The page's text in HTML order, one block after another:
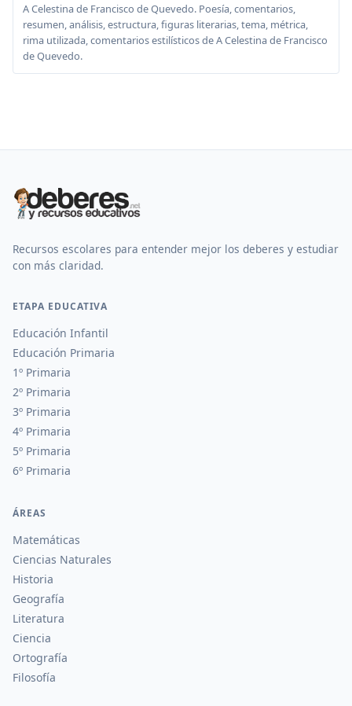
A Celestina de Francisco de Quevedo. Poesía, comentarios,
resumen, análisis, estructura, figuras literarias, tema, métrica,
rima utilizada, comentarios estilísticos de A Celestina de Francisco
de Quevedo.
Recursos escolares para entender mejor los deberes y estudiar
con más claridad.
ETAPA EDUCATIVA
Educación Infantil
Educación Primaria
1º Primaria
2º Primaria
3º Primaria
4º Primaria
5º Primaria
6º Primaria
ÁREAS
Matemáticas
Ciencias Naturales
Historia
Geografía
Literatura
Ciencia
Ortografía
Filosofía